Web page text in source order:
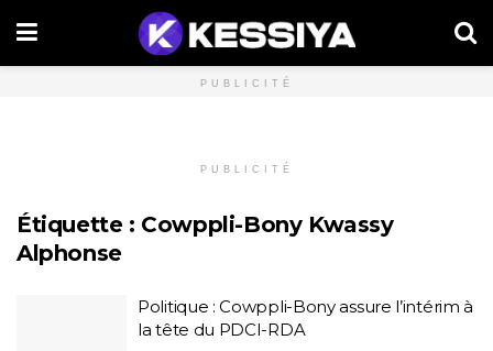
PUBLICITÉ
PUBLICITÉ
Étiquette : Cowppli-Bony Kwassy
Alphonse
Politique : Cowppli-Bony assure l’intérim à
la tête du PDCI-RDA